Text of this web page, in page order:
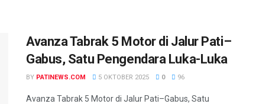
Avanza Tabrak 5 Motor di Jalur Pati–
Gabus, Satu Pengendara Luka-Luka
BY PATINEWS.COM 5 OKTOBER 2025 0 96
Avanza Tabrak 5 Motor di Jalur Pati–Gabus, Satu